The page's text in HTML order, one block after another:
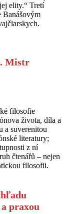
elity.“ Tretí
Banášovým
Mistr
filosofie
života, díla a
a suverenitou
literatury;
z ní
čtenářů – nejen
filosofii.
praxou